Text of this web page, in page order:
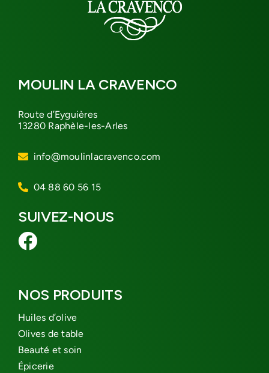
MOULIN LA CRAVENCO
Route d’Eyguières
13280 Raphèle-les-Arles
info@moulinlacravenco.com
04 88 60 56 15
SUIVEZ-NOUS
NOS PRODUITS
Huiles d’olive
Olives de table
Beauté et soin
Épicerie